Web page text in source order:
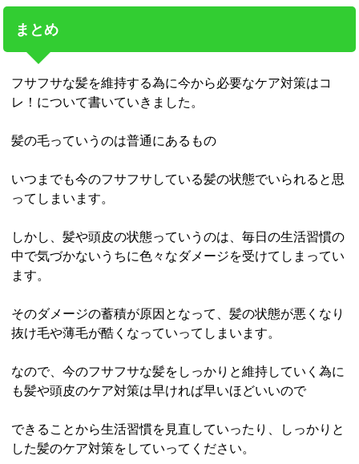
まとめ
フサフサな髪を維持する為に今から必要なケア対策はコ
レ！について書いていきました。
髪の毛っていうのは普通にあるもの
いつまでも今のフサフサしている髪の状態でいられると思
ってしまいます。
しかし、髪や頭皮の状態っていうのは、毎日の生活習慣の
中で気づかないうちに色々なダメージを受けてしまってい
ます。
そのダメージの蓄積が原因となって、髪の状態が悪くなり
抜け毛や薄毛が酷くなっていってしまいます。
なので、今のフサフサな髪をしっかりと維持していく為に
も髪や頭皮のケア対策は早ければ早いほどいいので
できることから生活習慣を見直していったり、しっかりと
した髪のケア対策をしていってください。